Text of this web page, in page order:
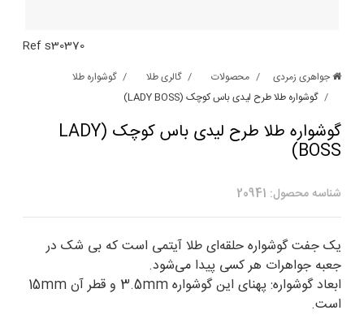
Ref s30370
جواهری زمردی محصولات گالری طلا
گوشواره طلا
گوشواره طلا طرح لیدی باس کوچک (LADY BOSS)
گوشواره طلا طرح لیدی باس کوچک (LADY
BOSS)
شناسه محصول: 20941
یک جفت گوشواره حلقه‌ای طلا آیتمی است که بی شک در
جعبه جواهرات هر کسی پیدا می‌شود.
ابعاد گوشواره: پهنای این گوشواره 3.5mm و قطر آن 15mm
است.